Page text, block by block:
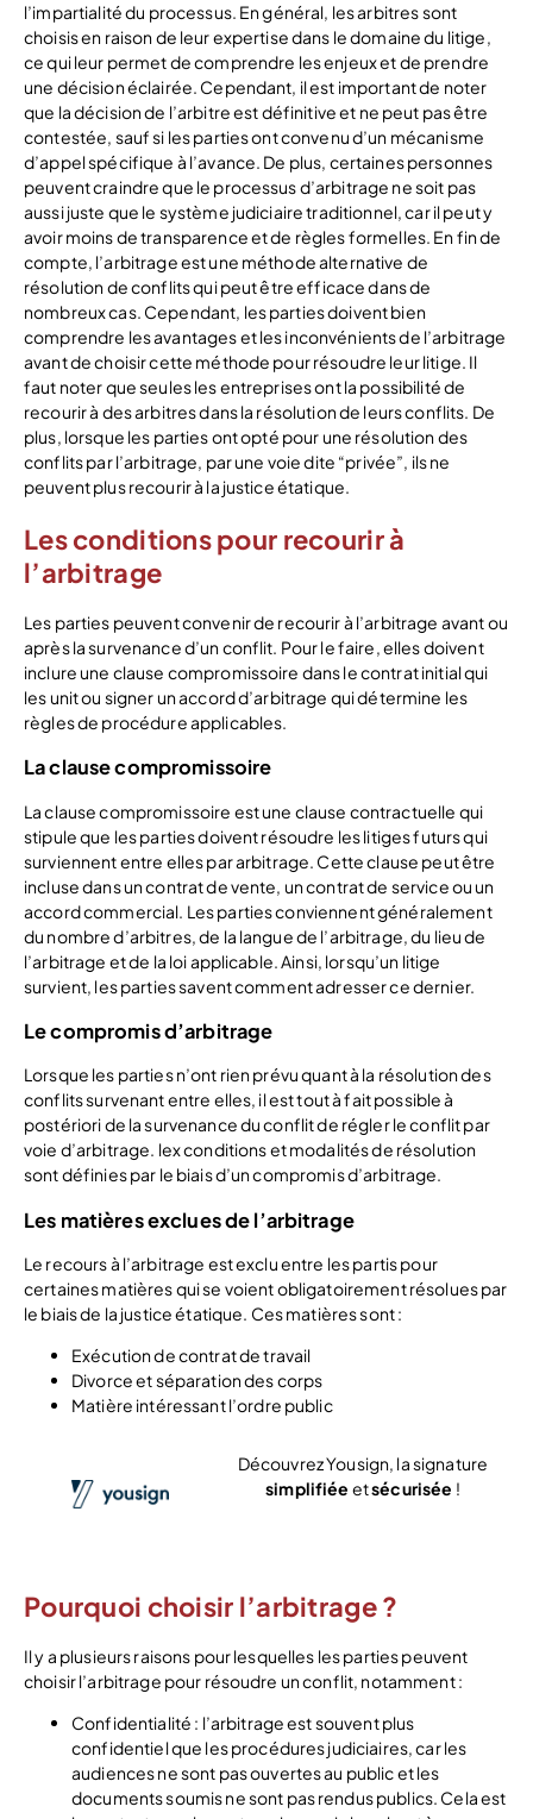
l’impartialité du processus. En général, les arbitres sont
choisis en raison de leur expertise dans le domaine du litige,
ce qui leur permet de comprendre les enjeux et de prendre
une décision éclairée. Cependant, il est important de noter
que la décision de l’arbitre est définitive et ne peut pas être
contestée, sauf si les parties ont convenu d’un mécanisme
d’appel spécifique à l’avance. De plus, certaines personnes
peuvent craindre que le processus d’arbitrage ne soit pas
aussi juste que le système judiciaire traditionnel, car il peut y
avoir moins de transparence et de règles formelles. En fin de
compte, l’arbitrage est une méthode alternative de
résolution de conflits qui peut être efficace dans de
nombreux cas. Cependant, les parties doivent bien
comprendre les avantages et les inconvénients de l’arbitrage
avant de choisir cette méthode pour résoudre leur litige. Il
faut noter que seules les entreprises ont la possibilité de
recourir à des arbitres dans la résolution de leurs conflits. De
plus, lorsque les parties ont opté pour une résolution des
conflits par l’arbitrage, par une voie dite “privée”, ils ne
peuvent plus recourir à la justice étatique.
Les conditions pour recourir à
l’arbitrage
Les parties peuvent convenir de recourir à l’arbitrage avant ou
après la survenance d’un conflit. Pour le faire, elles doivent
inclure une clause compromissoire dans le contrat initial qui
les unit ou signer un accord d’arbitrage qui détermine les
règles de procédure applicables.
La clause compromissoire
La clause compromissoire est une clause contractuelle qui
stipule que les parties doivent résoudre les litiges futurs qui
surviennent entre elles par arbitrage. Cette clause peut être
incluse dans un contrat de vente, un contrat de service ou un
accord commercial. Les parties conviennent généralement
du nombre d’arbitres, de la langue de l’arbitrage, du lieu de
l’arbitrage et de la loi applicable. Ainsi, lorsqu’un litige
survient, les parties savent comment adresser ce dernier.
Le compromis d’arbitrage
Lorsque les parties n’ont rien prévu quant à la résolution des
conflits survenant entre elles, il est tout à fait possible à
postériori de la survenance du conflit de régler le conflit par
voie d’arbitrage. lex conditions et modalités de résolution
sont définies par le biais d’un compromis d’arbitrage.
Les matières exclues de l’arbitrage
Le recours à l’arbitrage est exclu entre les partis pour
certaines matières qui se voient obligatoirement résolues par
le biais de la justice étatique. Ces matières sont :
Exécution de contrat de travail
Divorce et séparation des corps
Matière intéressant l’ordre public
Découvrez Yousign, la signature
simplifiée etsécurisée !
Pourquoi choisir l’arbitrage ?
Il y a plusieurs raisons pour lesquelles les parties peuvent
choisir l’arbitrage pour résoudre un conflit, notamment :
Confidentialité : l’arbitrage est souvent plus
confidentiel que les procédures judiciaires, car les
audiences ne sont pas ouvertes au public et les
documents soumis ne sont pas rendus publics. Cela est